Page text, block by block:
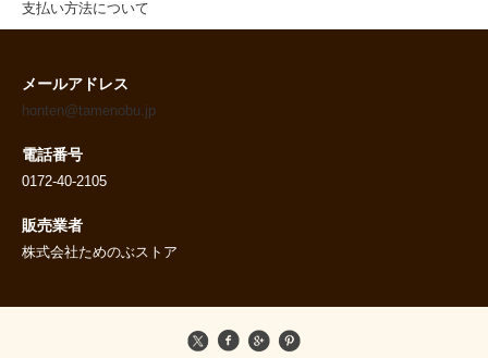
支払い方法について
メールアドレス
honten@tamenobu.jp
電話番号
0172-40-2105
販売業者
株式会社ためのぶストア